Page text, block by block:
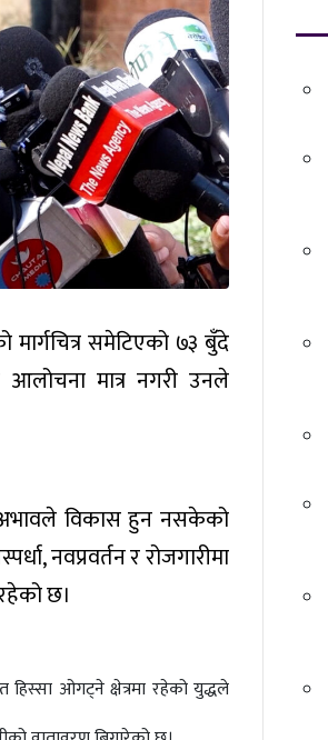
मार्गचित्र समेटिएको ७३ बुँदे
आलोचना मात्र नगरी उनले
अभावले विकास हुन नसकेको
नवप्रवर्तन र रोजगारीमा
छ।
हिस्सा ओगट्ने क्षेत्रमा रहेको युद्धले